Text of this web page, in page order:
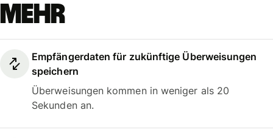
mehr
Empfängerdaten für zukünftige Überweisungen
speichern
Überweisungen kommen in weniger als 20
Sekunden an.